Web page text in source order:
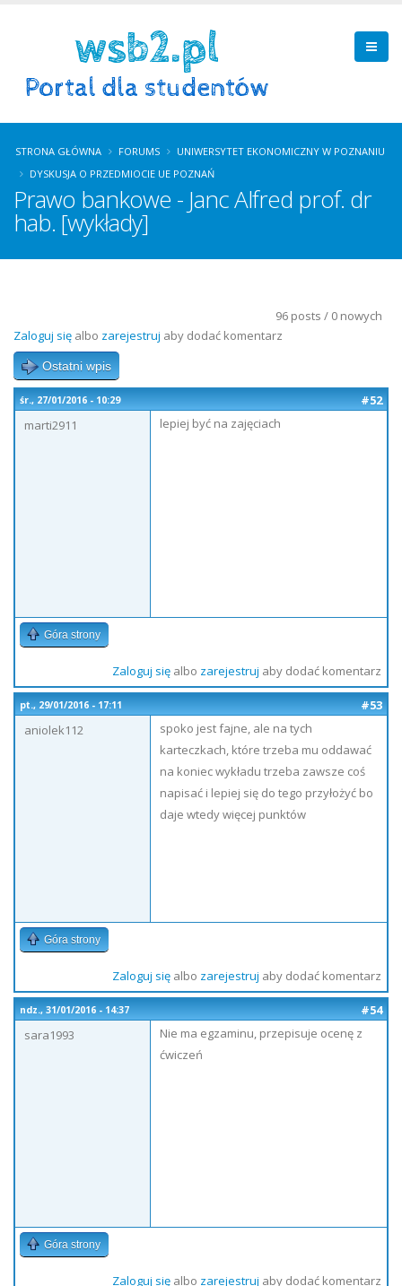
STRONA GŁÓWNA FORUMS
UNIWERSYTET EKONOMICZNY W POZNANIU
DYSKUSJA O PRZEDMIOCIE UE POZNAŃ
Prawo bankowe - Janc Alfred prof. dr
hab. [wykłady]
96 posts / 0 nowych
Zaloguj się albo zarejestruj aby dodać komentarz
Ostatni wpis
śr., 27/01/2016 - 10:29
#52
marti2911
lepiej być na zajęciach
Góra strony
Zaloguj sięalbo zarejestruj aby dodać komentarz
pt., 29/01/2016 - 17:11
#53
aniolek112
spoko jest fajne, ale na tych
karteczkach, które trzeba mu oddawać
na koniec wykładu trzeba zawsze coś
napisać i lepiej się do tego przyłożyć bo
daje wtedy więcej punktów
Góra strony
Zaloguj sięalbo zarejestruj aby dodać komentarz
ndz., 31/01/2016 - 14:37
#54
sara1993
Nie ma egzaminu, przepisuje ocenę z
ćwiczeń
Góra strony
Zaloguj sięalbo zarejestruj aby dodać komentarz